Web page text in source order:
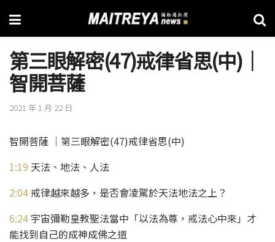
第三眼解密(47)戒律省思(中)│
智開菩薩
2021 年 1 月 22 日
智開菩薩 │第三眼解密(47)戒律省思(中)
1:19 天法、地法、人法
2:04 戒律越來越多，是否會凌駕於天法地法之上？
6:24 宇宙彌勒皇教聖法當中「以法為尊，戒法心中來」才
能找到自己的成神成佛之道